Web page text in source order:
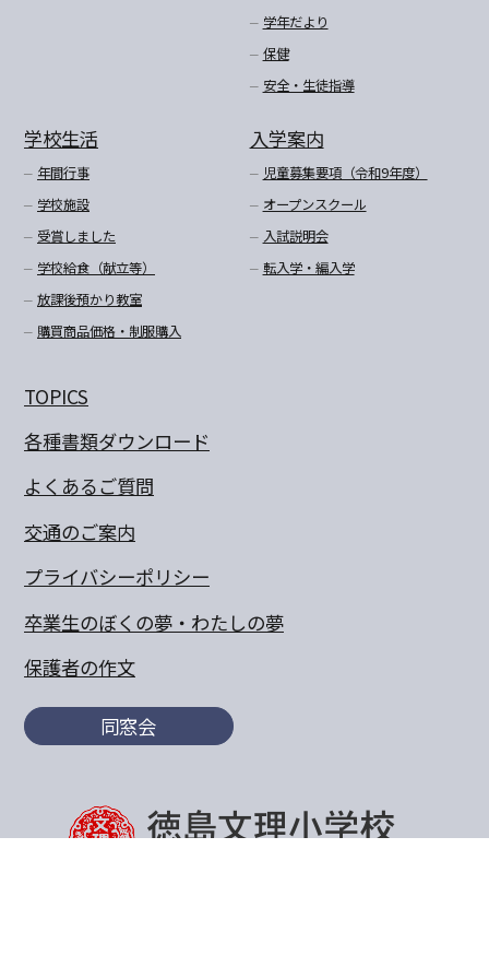
学年だより
保健
安全・生徒指導
学校生活
年間行事
学校施設
受賞しました
学校給食（献立等）
放課後預かり教室
購買商品価格・制服購入
入学案内
児童募集要項（令和9年度）
オープンスクール
入試説明会
転入学・編入学
TOPICS
各種書類ダウンロード
よくあるご質問
交通のご案内
プライバシーポリシー
卒業生のぼくの夢・わたしの夢
保護者の作文
同窓会